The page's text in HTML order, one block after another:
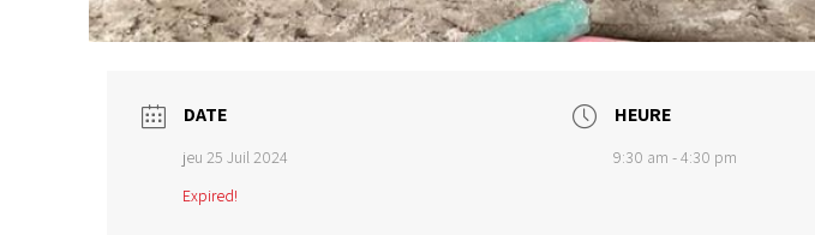
DATE
jeu 25 Juil 2024
Expired!
HEURE
9:30 am - 4:30 pm